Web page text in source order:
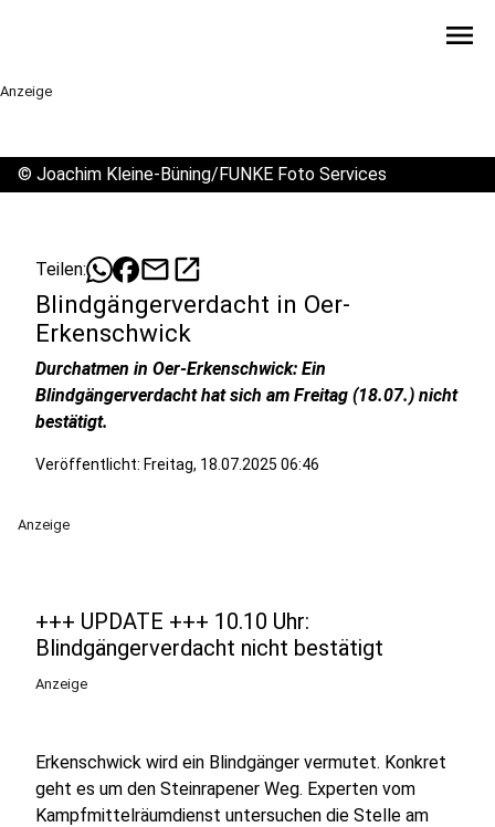
menu
Anzeige
© Joachim Kleine-Büning/FUNKE Foto Services
Teilen: mailopen_in_new
Blindgängerverdacht in Oer-
Erkenschwick
Durchatmen in Oer-Erkenschwick: Ein
Blindgängerverdacht hat sich am Freitag (18.07.) nicht
bestätigt.
Veröffentlicht: Freitag, 18.07.2025 06:46
Anzeige
+++ UPDATE +++ 10.10 Uhr:
Blindgängerverdacht nicht bestätigt
Anzeige
Erkenschwick wird ein Blindgänger vermutet. Konkret
geht es um den Steinrapener Weg. Experten vom
Kampfmittelräumdienst untersuchen die Stelle am